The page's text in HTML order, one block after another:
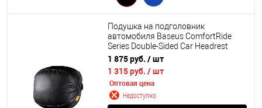
Подушка на подголовник
автомобиля Baseus ComfortRide
Series Double-Sided Car Headrest
Pillow (C20036403111-00,
C20036403611-00, C20036403831-
01)
1 875 руб. / шт
1 315 руб. / шт
Оптовая цена
Недоступно